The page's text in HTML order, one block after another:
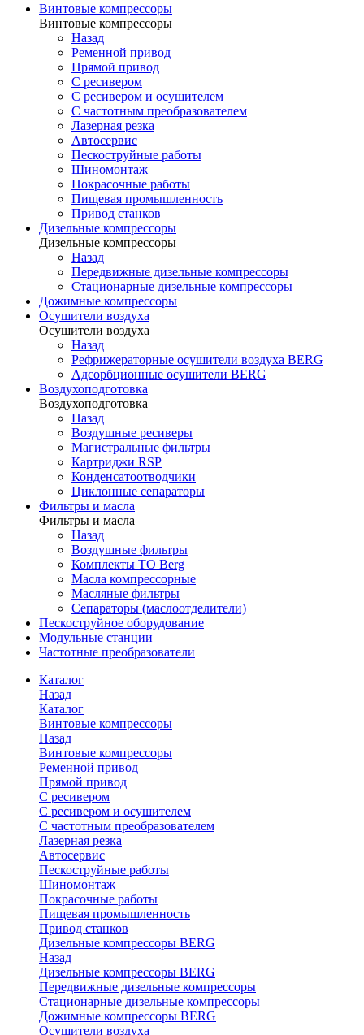
Винтовые компрессоры
Винтовые компрессоры
Назад
Ременной привод
Прямой привод
С ресивером
С ресивером и осушителем
С частотным преобразователем
Лазерная резка
Автосервис
Пескоструйные работы
Шиномонтаж
Покрасочные работы
Пищевая промышленность
Привод станков
Дизельные компрессоры
Дизельные компрессоры
Назад
Передвижные дизельные компрессоры
Стационарные дизельные компрессоры
Дожимные компрессоры
Осушители воздуха
Осушители воздуха
Назад
Рефрижераторные осушители воздуха BERG
Адсорбционные осушители BERG
Воздухоподготовка
Воздухоподготовка
Назад
Воздушные ресиверы
Магистральные фильтры
Картриджи RSP
Конденсатоотводчики
Циклонные сепараторы
Фильтры и масла
Фильтры и масла
Назад
Воздушные фильтры
Комплекты ТО Berg
Масла компрессорные
Масляные фильтры
Сепараторы (маслоотделители)
Пескоструйное оборудование
Модульные станции
Частотные преобразователи
Каталог
Назад
Каталог
Винтовые компрессоры
Назад
Винтовые компрессоры
Ременной привод
Прямой привод
С ресивером
С ресивером и осушителем
С частотным преобразователем
Лазерная резка
Автосервис
Пескоструйные работы
Шиномонтаж
Покрасочные работы
Пищевая промышленность
Привод станков
Дизельные компрессоры BERG
Назад
Дизельные компрессоры BERG
Передвижные дизельные компрессоры
Стационарные дизельные компрессоры
Дожимные компрессоры BERG
Осушители воздуха